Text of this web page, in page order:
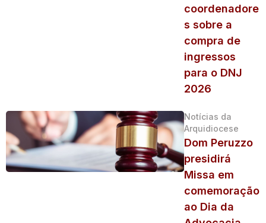
coordenadore
s sobre a
compra de
ingressos
para o DNJ
2026
Notícias da
Arquidiocese
Dom Peruzzo
presidirá
Missa em
comemoração
ao Dia da